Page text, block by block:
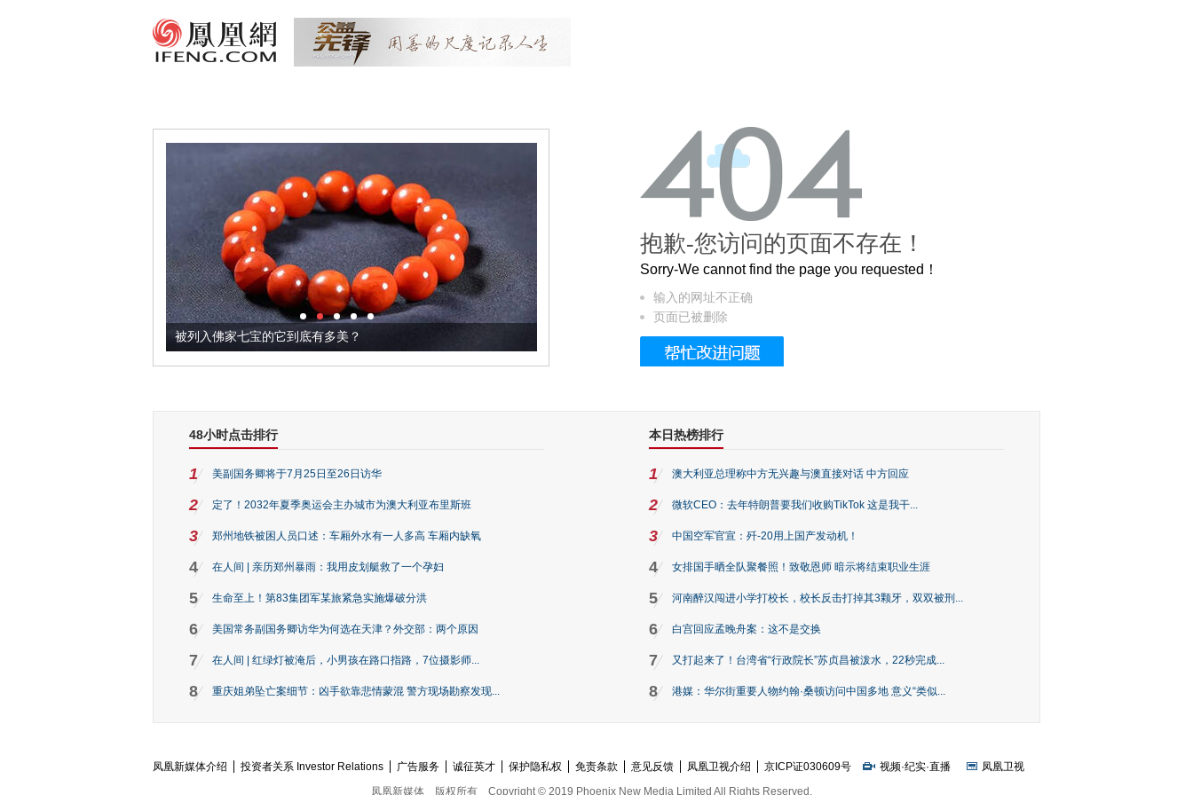
被列入佛家七宝的它到底有多美？ 这个3.2米的长卷，还原了600岁的紫禁城
抱歉-您访问的页面不存在！
Sorry-We cannot find the page you requested！
输入的网址不正确
页面已被删除
48小时点击排行
1 美副国务卿将于7月25日至26日访华
2 定了！2032年夏季奥运会主办城市为澳大利亚布里斯班
3 郑州地铁被困人员口述：车厢外水有一人多高 车厢内缺氧
4 在人间 | 亲历郑州暴雨：我用皮划艇救了一个孕妇
5 生命至上！第83集团军某旅紧急实施爆破分洪
6 美国常务副国务卿访华为何选在天津？外交部：两个原因
7 在人间 | 红绿灯被淹后，小男孩在路口指路，7位摄影师...
8 重庆姐弟坠亡案细节：凶手欲靠悲情蒙混 警方现场勘察发现...
本日热榜排行
1 澳大利亚总理称中方无兴趣与澳直接对话 中方回应
2 微软CEO：去年特朗普要我们收购TikTok 这是我干...
3 中国空军官宣：歼-20用上国产发动机！
4 女排国手晒全队聚餐照！致敬恩师 暗示将结束职业生涯
5 河南醉汉闯进小学打校长，校长反击打掉其3颗牙，双双被刑...
6 白宫回应孟晚舟案：这不是交换
7 又打起来了！台湾省“行政院长”苏贞昌被泼水，22秒完成...
8 港媒：华尔街重要人物约翰·桑顿访问中国多地 意义“类似...
凤凰新媒体介绍 投资者关系 Investor Relations 广告服务 诚征英才 保护隐私权 免责条款 意见反馈 凤凰卫视介绍 京ICP证030609号 视频·纪实·直播
凤凰卫视
凤凰新媒体
版权所有 Copyright © 2019 Phoenix New Media Limited All Rights Reserved.